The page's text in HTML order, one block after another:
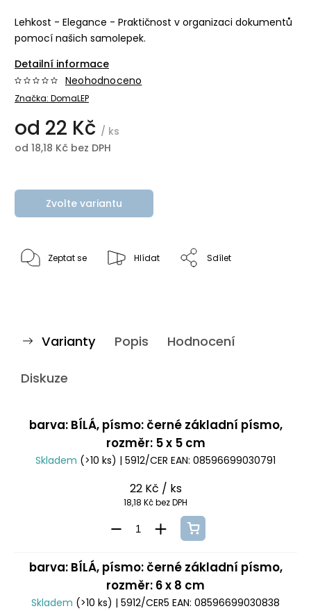
Lehkost - Elegance - Praktičnost v organizaci dokumentů
pomocí našich samolepek.
Detailní informace
Značka: DomaLEP
Neohodnoceno
od 22 Kč / ks
od 18,18 Kč bez DPH
Zvolte variantu
Zeptat se Hlídat Sdílet
Varianty Popis Hodnocení
Diskuze
barva: BÍLÁ, písmo: černé základní písmo,
rozměr: 5 x 5 cm
Skladem (>10 ks) | 5912/CER EAN: 08596699030791
22 Kč / ks
18,18 Kč bez DPH
barva: BÍLÁ, písmo: černé základní písmo,
rozměr: 6 x 8 cm
Skladem (>10 ks) | 5912/CER5 EAN: 08596699030838